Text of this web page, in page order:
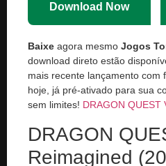
Download Now
Baixe agora mesmo Jogos
download direto estão
mais recente lançamento com
hoje, já pré-ativado para sua
sem limites! DRAGON QUEST
DRAGON
Reimagined